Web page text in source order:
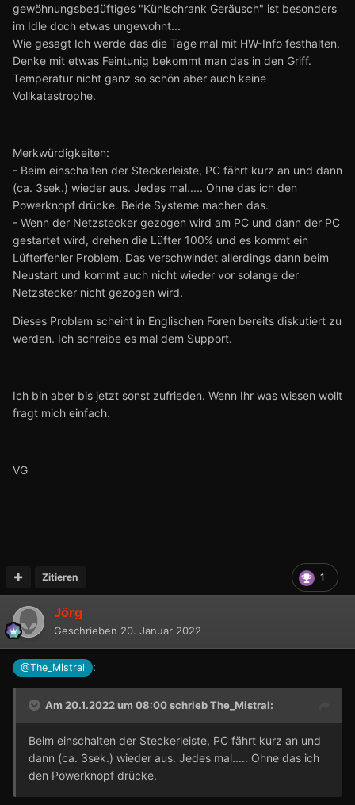
gewöhnungsbedüftiges "Kühlschrank Geräusch" ist besonders
im Idle doch etwas ungewohnt...
Wie gesagt Ich werde das die Tage mal mit HW-Info festhalten.
Denke mit etwas Feintunig bekommt man das in den Griff.
Temperatur nicht ganz so schön aber auch keine
Vollkatastrophe.
Merkwürdigkeiten:
- Beim einschalten der Steckerleiste, PC fährt kurz an und dann
(ca. 3sek.) wieder aus. Jedes mal..... Ohne das ich den
Powerknopf drücke. Beide Systeme machen das.
- Wenn der Netzstecker gezogen wird am PC und dann der PC
gestartet wird, drehen die Lüfter 100% und es kommt ein
Lüfterfehler Problem. Das verschwindet allerdings dann beim
Neustart und kommt auch nicht wieder vor solange der
Netzstecker nicht gezogen wird.
Dieses Problem scheint in Englischen Foren bereits diskutiert zu
werden. Ich schreibe es mal dem Support.
Ich bin aber bis jetzt sonst zufrieden. Wenn Ihr was wissen wollt
fragt mich einfach.
VG
1
Zitieren
Jörg
Geschrieben 20. Januar 2022
@The_Mistral :
Am 20.1.2022 um 08:00 schriebThe_Mistral:
Beim einschalten der Steckerleiste, PC fährt kurz an und
dann (ca. 3sek.) wieder aus. Jedes mal..... Ohne das ich
den Powerknopf drücke.